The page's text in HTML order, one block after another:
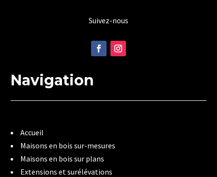
Suivez-nous
Navigation
Accueil
Maisons en bois sur-mesures
Maisons en bois sur plans
Extensions et surélévations